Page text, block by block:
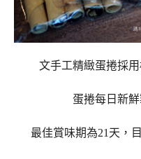
文手工精緻蛋捲採
蛋捲每日新
最佳賞味期為21天，